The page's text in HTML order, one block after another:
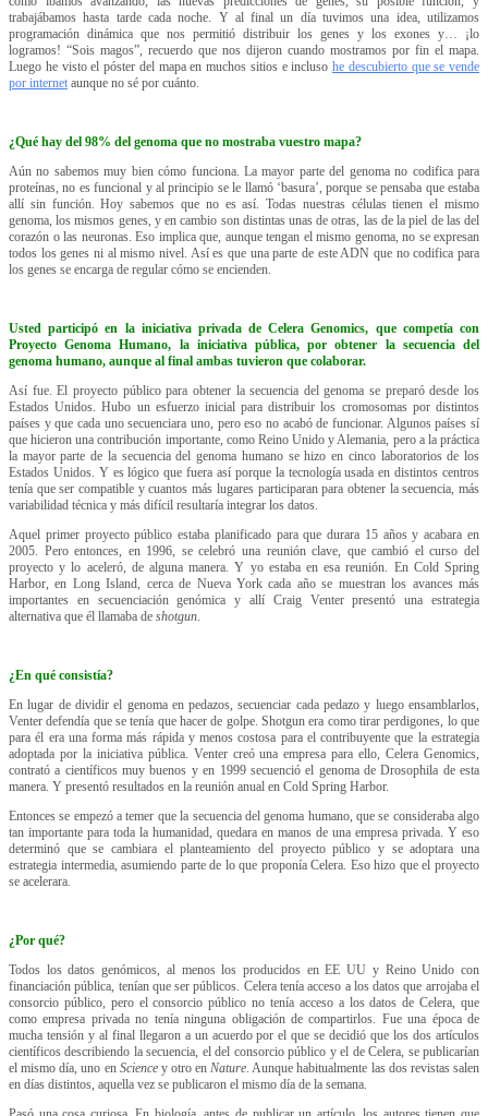
trabajábamos hasta tarde cada noche. Y al final un día tuvimos una idea, utilizamos
programación dinámica que nos permitió distribuir los genes y los exones y… ¡lo
logramos! “Sois magos”, recuerdo que nos dijeron cuando mostramos por fin el mapa.
Luego he visto el póster del mapa en muchos sitios e incluso he descubierto que se vende
por internet aunque no sé por cuánto.
¿Qué hay del 98% del genoma que no mostraba vuestro mapa?
Aún no sabemos muy bien cómo funciona. La mayor parte del genoma no codifica para
proteínas, no es funcional y al principio se le llamó ‘basura’, porque se pensaba que estaba
allí sin función. Hoy sabemos que no es así. Todas nuestras células tienen el mismo
genoma, los mismos genes, y en cambio son distintas unas de otras, las de la piel de las del
corazón o las neuronas. Eso implica que, aunque tengan el mismo genoma, no se expresan
todos los genes ni al mismo nivel. Así es que una parte de este ADN que no codifica para
los genes se encarga de regular cómo se encienden.
Usted participó en la iniciativa privada de Celera Genomics, que competía con
Proyecto Genoma Humano, la iniciativa pública, por obtener la secuencia del
genoma humano, aunque al final ambas tuvieron que colaborar.
Así fue. El proyecto público para obtener la secuencia del genoma se preparó desde los
Estados Unidos. Hubo un esfuerzo inicial para distribuir los cromosomas por distintos
países y que cada uno secuenciara uno, pero eso no acabó de funcionar. Algunos países sí
que hicieron una contribución importante, como Reino Unido y Alemania, pero a la práctica
la mayor parte de la secuencia del genoma humano se hizo en cinco laboratorios de los
Estados Unidos. Y es lógico que fuera así porque la tecnología usada en distintos centros
tenía que ser compatible y cuantos más lugares participaran para obtener la secuencia, más
variabilidad técnica y más difícil resultaría integrar los datos.
Aquel primer proyecto público estaba planificado para que durara 15 años y acabara en
2005. Pero entonces, en 1996, se celebró una reunión clave, que cambió el curso del
proyecto y lo aceleró, de alguna manera. Y yo estaba en esa reunión. En Cold Spring
Harbor, en Long Island, cerca de Nueva York cada año se muestran los avances más
importantes en secuenciación genómica y allí Craig Venter presentó una estrategia
alternativa que él llamaba de shotgun
¿En qué consistía?
En lugar de dividir el genoma en pedazos, secuenciar cada pedazo y luego ensamblarlos,
Venter defendía que se tenía que hacer de golpe. Shotgun era como tirar perdigones, lo que
para él era una forma más rápida y menos costosa para el contribuyente que la estrategia
adoptada por la iniciativa pública. Venter creó una empresa para ello, Celera Genomics,
contrató a científicos muy buenos y en 1999 secuenció el genoma de Drosophila de esta
manera. Y presentó resultados en la reunión anual en Cold Spring Harbor.
Entonces se empezó a temer que la secuencia del genoma humano, que se consideraba algo
tan importante para toda la humanidad, quedara en manos de una empresa privada. Y eso
determinó que se cambiara el planteamiento del proyecto público y se adoptara una
estrategia intermedia, asumiendo parte de lo que proponía Celera. Eso hizo que el proyecto
se acelerara.
¿Por qué?
Todos los datos genómicos, al menos los producidos en EE UU y Reino Unido con
financiación pública, tenían que ser públicos. Celera tenía acceso a los datos que arrojaba el
consorcio público, pero el consorcio público no tenía acceso a los datos de Celera, que
como empresa privada no tenía ninguna obligación de compartirlos. Fue una época de
mucha tensión y al final llegaron a un acuerdo por el que se decidió que los dos artículos
científicos describiendo la secuencia, el del consorcio público y el de Celera, se publicarían
el mismo día, uno en Sciencey otro en Nature . Aunque habitualmente las dos revistas salen
en días distintos, aquella vez se publicaron el mismo día de la semana.